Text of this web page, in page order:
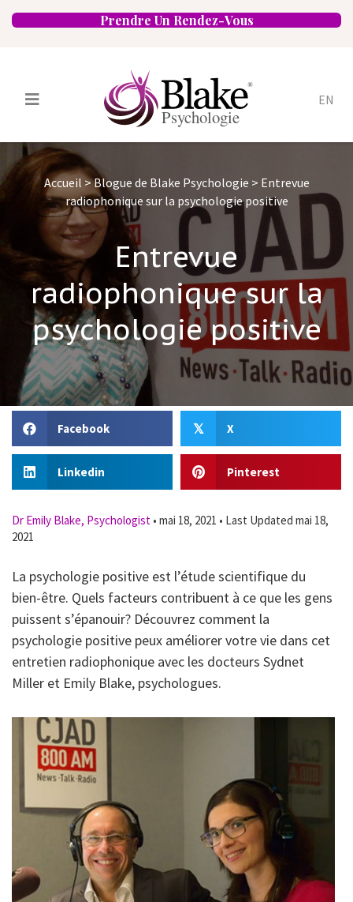
Prendre Un Rendez-Vous
EN
Services
Spécialités
Approches
Emplacements
FAQ
Blogue
Carrières
Contact
Accueil >Blogue de Blake Psychologie > Entrevue
radiophonique sur la psychologie positive
Entrevue
radiophonique sur la
psychologie positive
Facebook 𝕏 X
Linkedin Pinterest
Dr Emily Blake, Psychologist • mai 18, 2021 • Last Updated mai 18,
2021
La psychologie positive est l’étude scientifique du
bien-être. Quels facteurs contribuent à ce que les gens
puissent s’épanouir? Découvrez comment la
psychologie positive peux améliorer votre vie dans cet
entretien radiophonique avec les docteurs Sydnet
Miller et Emily Blake, psychologues.